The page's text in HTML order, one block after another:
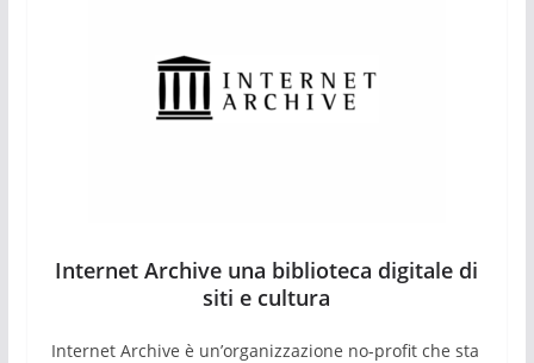
Internet Archive una biblioteca digitale di
siti e cultura
Internet Archive è un’organizzazione no-profit che sta